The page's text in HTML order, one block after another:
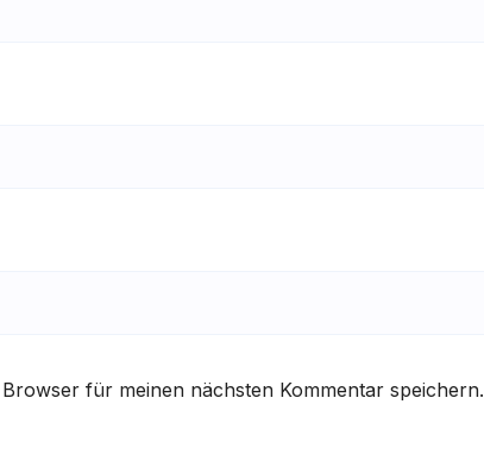
für meinen nächsten Kommentar speichern.